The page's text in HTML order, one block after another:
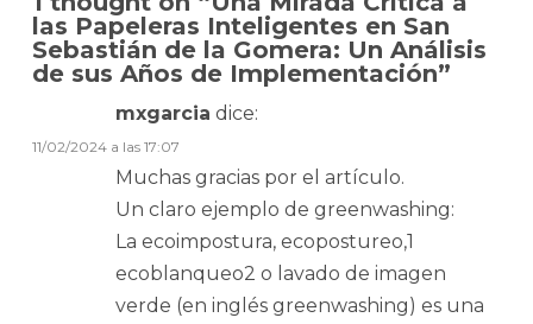
las Papeleras Inteligentes en San
Sebastián de la Gomera: Un Análisis
de sus Años de Implementación”
mxgarcia dice:
11/02/2024 a las 17:07
Muchas gracias por el artículo.
Un claro ejemplo de greenwashing:
La ecoimpostura, ecopostureo,1​
ecoblanqueo2​ o lavado de imagen
verde (en inglés greenwashing) es una